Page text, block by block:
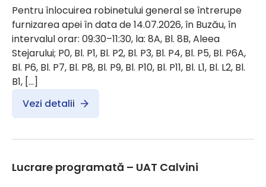
Pentru înlocuirea robinetului general se întrerupe
furnizarea apei în data de 14.07.2026, în Buzău, în
intervalul orar: 09:30–11:30, la: 8A, Bl. 8B, Aleea
Stejarului; P0, Bl. P1, Bl. P2, Bl. P3, Bl. P4, Bl. P5, Bl. P6A,
Bl. P6, Bl. P7, Bl. P8, Bl. P9, Bl. P10, Bl. P11, Bl. L1, Bl. L2, Bl.
B1, […]
Vezi detalii
Lucrare programată – UAT Calvini